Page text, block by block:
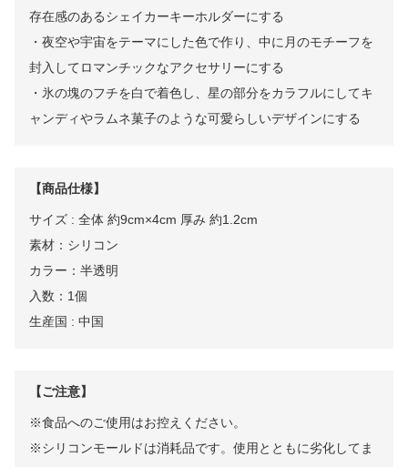
存在感のあるシェイカーキーホルダーにする
・夜空や宇宙をテーマにした色で作り、中に月のモチーフを
封入してロマンチックなアクセサリーにする
・氷の塊のフチを白で着色し、星の部分をカラフルにしてキ
ャンディやラムネ菓子のような可愛らしいデザインにする
【商品仕様】
サイズ : 全体 約9cm×4cm 厚み 約1.2cm
素材：シリコン
カラー：半透明
入数：1個
生産国 : 中国
【ご注意】
※食品へのご使用はお控えください。
※シリコンモールドは消耗品です。使用とともに劣化してま